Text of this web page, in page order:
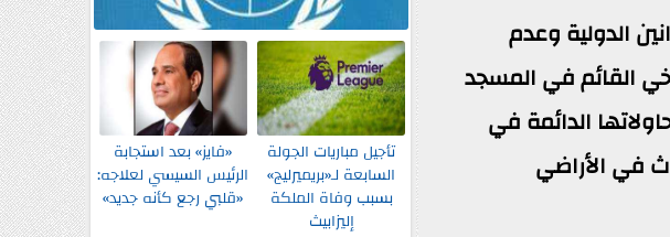
الدولية وعدم
القائم في المسجد
الدائمة في
في الأراضي
تأجيل مباريات الجولة
السابعة لـ«بريميرليج»
بسبب وفاة الملكة
إليزابيث
«فايز» بعد استجابة
الرئيس السيسي لعلاجه:
«قلبي رجع كأنه جديد»